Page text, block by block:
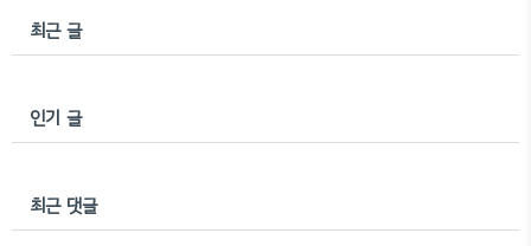
최근 글
인기 글
최근 댓글